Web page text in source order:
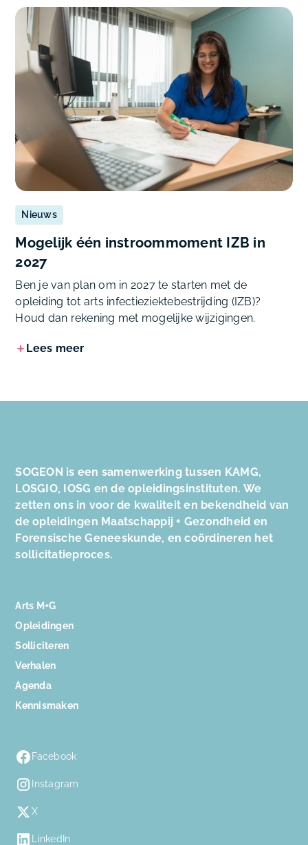
Nieuws
Mogelijk één instroommoment IZB in
2027
Ben je van plan om in 2027 te starten met de
opleiding tot arts infectieziektebestrijding (IZB)?
Houd dan rekening met mogelijke wijzigingen.
Lees meer
SOGEON is een samenwerking tussen KAMG,
LOSGIO, IOSG en de opleidingsinstituten. We
zetten ons in voor de kwaliteit en bekendheid van
de opleidingen Maatschappij + Gezondheid en
Forensische Geneeskunde, en coördineren het
sollicitatieproces.
Arts M+G
Opleidingen
Solliciteren
Verhalen
Agenda
Kennismaken
Facebook
Instagram
X
LinkedIn